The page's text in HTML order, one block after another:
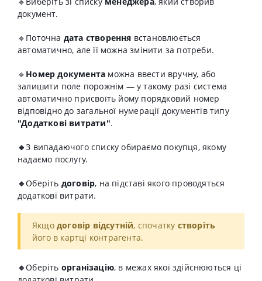
документ.
🔹Поточна дата створення встановлюється
автоматично, але її можна змінити за потреби.
🔹 Номер документа можна ввести вручну, або
залишити поле порожнім — у такому разі система
автоматично присвоїть йому порядковий номер
відповідно до загальної нумерації документів типу
"Додаткові витрати".
🔹З випадаючого спискуобираємо покупця, якому
надаємо послугу.
🔹Оберіть договір, на підставі якого проводяться
додаткові витрати.
Якщо договір відсутній, спочатку створіть
його в картці контрагента.
🔹Оберіть організацію, в межах якої здійснюються ці